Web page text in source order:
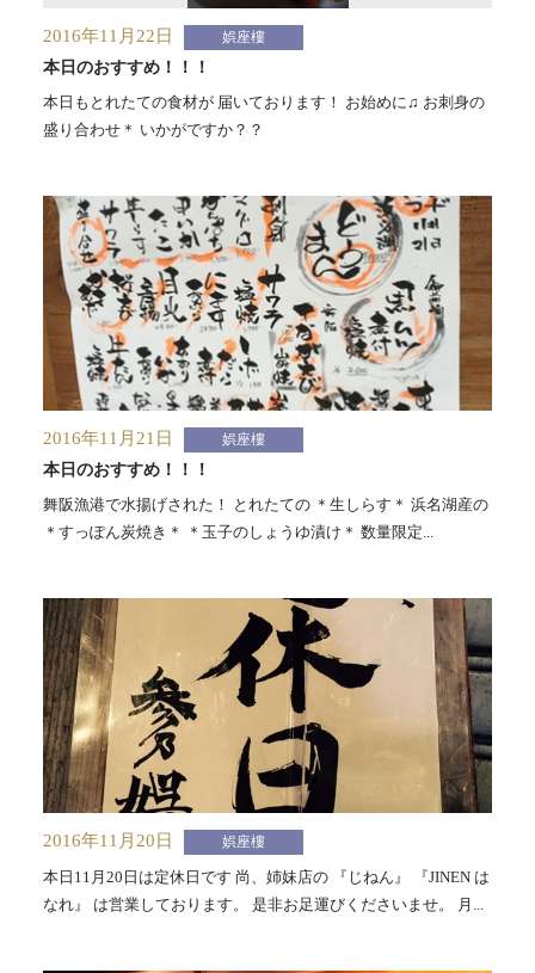
2016年11月22日 娯座樓
本日のおすすめ！！！
本日もとれたての食材が 届いております！ お始めに♫ お刺身の
盛り合わせ＊ いかがですか？？
2016年11月21日 娯座樓
本日のおすすめ！！！
舞阪漁港で水揚げされた！ とれたての ＊生しらす＊ 浜名湖産の
＊すっぽん炭焼き＊ ＊玉子のしょうゆ漬け＊ 数量限定...
2016年11月20日 娯座樓
本日11月20日は定休日です 尚、姉妹店の 『じねん』 『JINEN は
なれ』 は営業しております。 是非お足運びくださいませ。 月...